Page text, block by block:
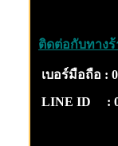
ติดต่อกับทาง
เบอร์มือถือ :
LINE ID :